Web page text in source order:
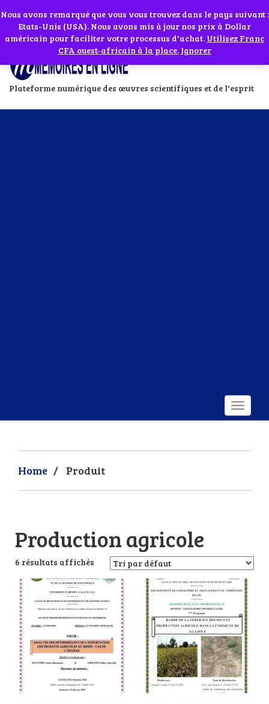
Abonnes toi à notre chaîne WhatsApp en cliquant sur l'icône en face
Plateforme numérique des œuvres scientifiques et de l'esprit
Home / Produit
Production agricole
6 résultats affichés
Si vous avez besoin d'assistance Contactez-nous par WhatsApp au
+229 01 95 33 60 26Ignorer
Nous avons remarqué que vous vous trouvez dans le pays suivant :
Etats-Unis (USA). Nous avons mis à jour nos prix à Dollar
américain pour faciliter votre processus d'achat. Utilisez Franc
CFA ouest-africain à la place. Ignorer